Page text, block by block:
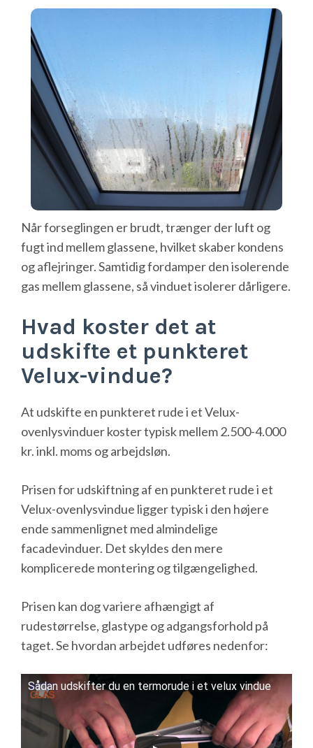
Når forseglingen er brudt, trænger der luft og
fugt ind mellem glassene, hvilket skaber kondens
og aflejringer. Samtidig fordamper den isolerende
gas mellem glassene, så vinduet isolerer dårligere.
Hvad koster det at
udskifte et punkteret
Velux-vindue?
At udskifte en punkteret rude i et Velux-
ovenlysvinduer koster typisk mellem 2.500-4.000
kr. inkl. moms og arbejdsløn.
Prisen for udskiftning af en punkteret rude i et
Velux-ovenlysvindue ligger typisk i den højere
ende sammenlignet med almindelige
facadevinduer. Det skyldes den mere
komplicerede montering og tilgængelighed.
Prisen kan dog variere afhængigt af
rudestørrelse, glastype og adgangsforhold på
taget. Se hvordan arbejdet udføres nedenfor:
Sådan udskifter du en termorude i et velux vindue